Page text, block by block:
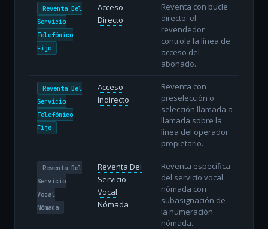
Reventa Del
Servicio
Telefónico
Fijo
Acceso
Directo
Reventa con bucle
directo: el
revendedor
controla la línea de
acceso del
abonado.
Reventa Del
Servicio
Telefónico
Fijo
Acceso
Indirecto
Reventa con
preselección o
selección llamada a
llamada sobre la
línea del operador
propietario.
Reventa Del
Servicio
Vocal
Nómada
Reventa Del
Servicio
Vocal
Nómada
Reventa específica
del servicio vocal
nómada con
subasignación de
la numeración
nómada.